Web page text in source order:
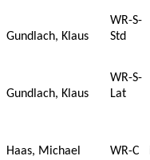
Gundlach, Klaus
WR-S-
Std
Gundlach, Klaus
WR-S-
Lat
Haas, Michael WR-C